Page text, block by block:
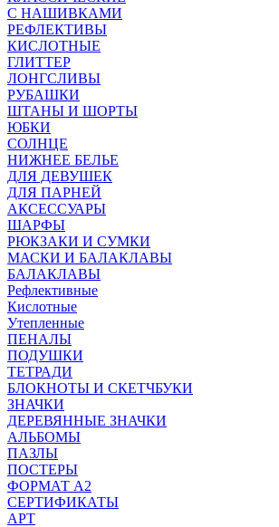
С НАШИВКАМИ
РЕФЛЕКТИВЫ
КИСЛОТНЫЕ
ГЛИТТЕР
ЛОНГСЛИВЫ
РУБАШКИ
ШТАНЫ И ШОРТЫ
ЮБКИ
СОЛНЦЕ
НИЖНЕЕ БЕЛЬЕ
ДЛЯ ДЕВУШЕК
ДЛЯ ПАРНЕЙ
АКСЕССУАРЫ
ШАРФЫ
РЮКЗАКИ И СУМКИ
МАСКИ И БАЛАКЛАВЫ
БАЛАКЛАВЫ
Рефлективные
Кислотные
Утепленные
ПЕНАЛЫ
ПОДУШКИ
ТЕТРАДИ
БЛОКНОТЫ И СКЕТЧБУКИ
ЗНАЧКИ
ДЕРЕВЯННЫЕ ЗНАЧКИ
АЛЬБОМЫ
ПАЗЛЫ
ПОСТЕРЫ
ФОРМАТ А2
СЕРТИФИКАТЫ
АРТ